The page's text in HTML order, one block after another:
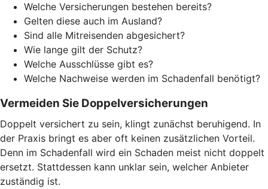
Welche Versicherungen bestehen bereits?
Gelten diese auch im Ausland?
Sind alle Mitreisenden abgesichert?
Wie lange gilt der Schutz?
Welche Ausschlüsse gibt es?
Welche Nachweise werden im Schadenfall benötigt?
Vermeiden Sie Doppelversicherungen
Doppelt versichert zu sein, klingt zunächst beruhigend. In
der Praxis bringt es aber oft keinen zusätzlichen Vorteil.
Denn im Schadenfall wird ein Schaden meist nicht doppelt
ersetzt. Stattdessen kann unklar sein, welcher Anbieter
zuständig ist.